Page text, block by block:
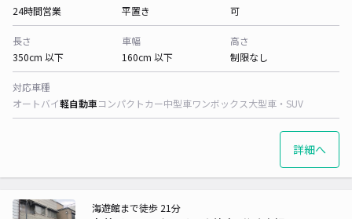
24時間営業
平置き
可
長さ
350cm 以下
車幅
160cm 以下
高さ
制限なし
対応車種
オートバイ軽自動車コンパクトカー中型車ワンボックス大型車・SUV
詳細へ
海遊館まで徒歩 21分